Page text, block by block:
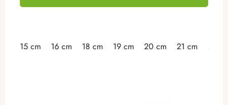
15 cm 16 cm 18 cm 19 cm 20 cm 21 cm 23